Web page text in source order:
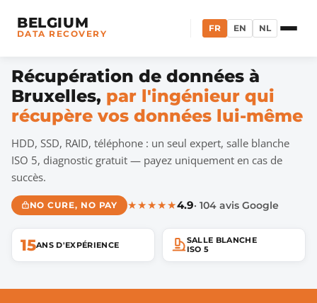
BELGIUM
DATA RECOVERY FR EN NL
Récupération de données à
Bruxelles, par l'ingénieur qui
récupère vos données lui-même
HDD, SSD, RAID, téléphone : un seul expert, salle blanche
ISO 5, diagnostic gratuit — payez uniquement en cas de
succès.
NO CURE, NO PAY ★★★★★4.9· 104 avis Google
15ANS D'EXPÉRIENCE
SALLE BLANCHE
ISO 5